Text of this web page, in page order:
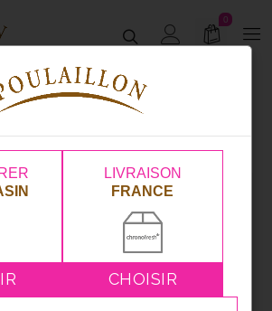
0
Page 4
LIVRAISON
FRANCE
CHOISIR